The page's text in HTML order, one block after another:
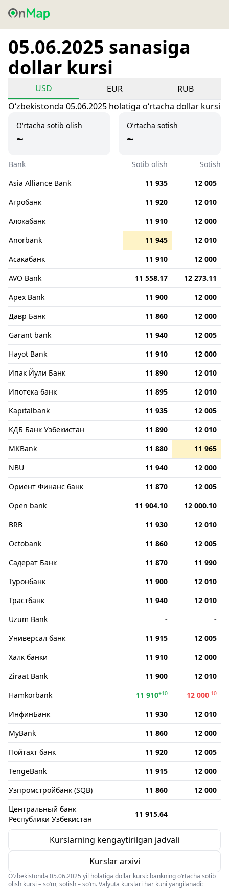
05.06.2025 sanasiga
dollar kursi
USD EUR
RUB
Oʻzbekistonda 05.06.2025 holatiga oʻrtacha dollar kursi
O‘rtacha sotib olish
~
O‘rtacha sotish
~
Bank Sotib olish
Sotish
Asia Alliance Bank
11 935
12 005
Агробанк
11 920
12 010
Алокабанк
11 910
12 000
Anorbank
11 945
12 010
Асакабанк
11 910
12 000
AVO Bank
11 558.17
12 273.11
Apex Bank
11 900
12 000
Давр Банк
11 860
12 000
Garant bank
11 940
12 005
Hayot Bank
11 910
12 000
Ипак Йули Банк
11 890
12 010
Ипотека банк
11 895
12 010
Kapitalbank
11 935
12 005
КДБ Банк Узбекистан
11 890
12 010
MKBank
11 880
11 965
NBU
11 940
12 000
Ориент Финанс банк
11 870
12 005
Open bank
11 904.10
12 000.10
BRB
11 930
12 010
Octobank
11 860
12 005
Садерат Банк
11 870
11 990
Туронбанк
11 900
12 010
Трастбанк
11 940
12 010
Uzum Bank
-
-
Универсал банк
11 915
12 005
Халк банки
11 910
12 000
Ziraat Bank
11 900
12 010
Hamkorbank
11 910+10 12 000-10
ИнфинБанк 11 930
12 010
MyBank
11 860
12 000
Пойтахт банк
11 920
12 005
TengeBank
11 915
12 000
Узпромстройбанк (SQB)
11 860
12 000
Центральный банк
Республики Узбекистан
11 915.64
Kurslarning kengaytirilgan jadvali
Kurslar arxivi
O‘zbekistonda 05.06.2025 yil holatiga dollar kursi: bankning o‘rtacha sotib
olish kursi – so‘m, sotish – so‘m. Valyuta kurslari har kuni yangilanadi: